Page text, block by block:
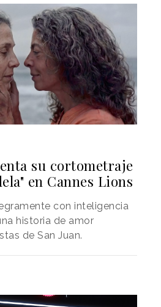
su cortometraje
en Cannes Lions
con inteligencia
historia de amor
de San Juan.